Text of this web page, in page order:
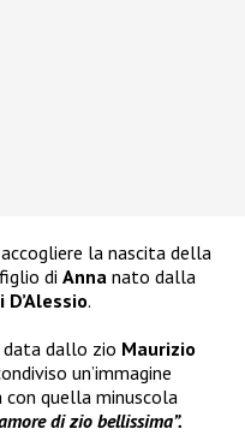
accogliere la nascita della
di Anna nato dalla
D’Alessio.
dallo zio Maurizio
un’immagine
quella minuscola
di zio bellissima”.